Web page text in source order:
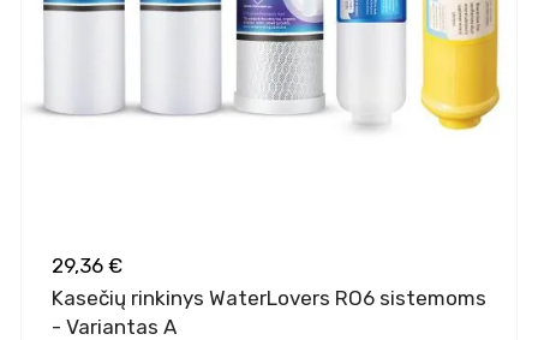
29,36 €
Kasečių rinkinys WaterLovers RO6 sistemoms
- Variantas A